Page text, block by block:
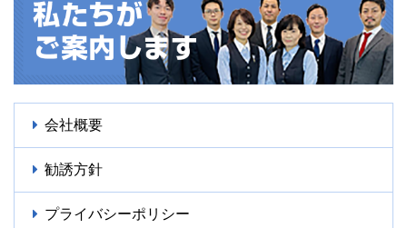
会社概要
勧誘方針
プライバシーポリシー